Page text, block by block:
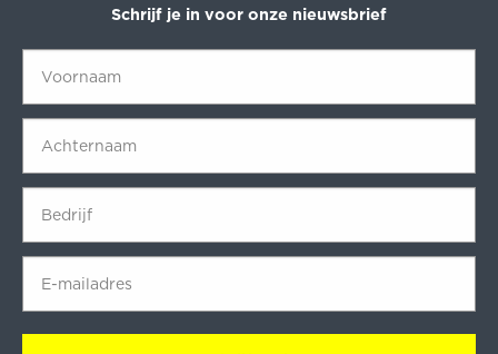
Schrijf je in voor onze nieuwsbrief
mailadres *
CAPTCHA